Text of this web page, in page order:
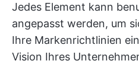
Jedes Element kann
angepasst werden, um
Ihre Markenrichtlinien
Vision Ihres